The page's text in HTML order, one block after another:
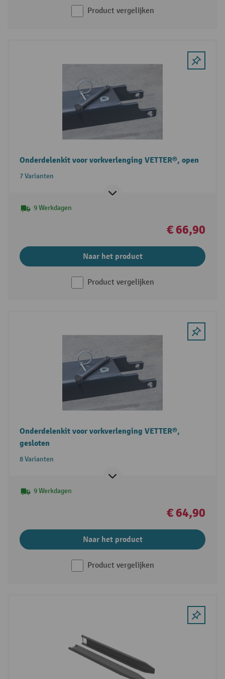
Product vergelijken
Onderdelenkit voor vorkverlenging VETTER®, open
7 Varianten
9 Werkdagen
€ 66,90
Naar het product
Product vergelijken
Onderdelenkit voor vorkverlenging VETTER®,
gesloten
8 Varianten
9 Werkdagen
€ 64,90
Naar het product
Product vergelijken